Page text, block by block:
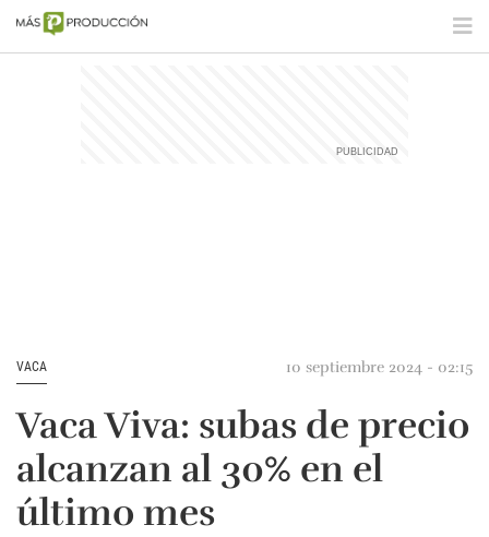
VACA 10 septiembre 2024 - 02:15
Vaca Viva: subas de precio
alcanzan al 30% en el
último mes